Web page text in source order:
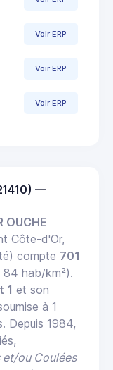
Voir ERP
Voir ERP
Voir ERP
—
OUCHE
Côte-d'Or,
compte 701
84 hab/km²).
1 et son
à 1
Depuis 1984,
ou Coulées